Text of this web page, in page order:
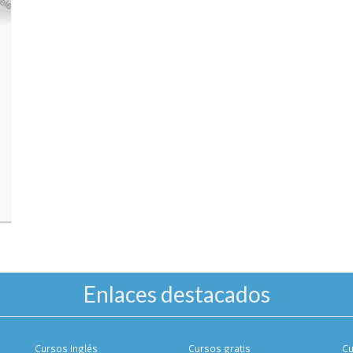
Enlaces destacados
Cursos Inglés
Cursos gratis